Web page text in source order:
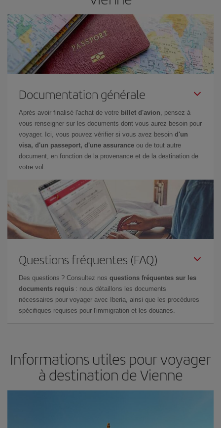
Documentation générale
Après avoir finalisé l'achat de votre billet d'avion , pensez à
vous renseigner sur les documents dont vous aurez besoin pour
voyager. Ici, vous pouvez vérifier si vous avez besoin d'un
visa, d'un passeport, d'une assurance ou de tout autre
document, en fonction de la provenance et de la destination de
votre vol.
Questions fréquentes (FAQ)
Des questions ? Consultez nos questions fréquentes sur les
documents requis : nous détaillons les documents
nécessaires pour voyager avec Iberia, ainsi que les procédures
spécifiques requises pour l'immigration et les douanes.
Informations utiles pour voyager
à destination de Vienne